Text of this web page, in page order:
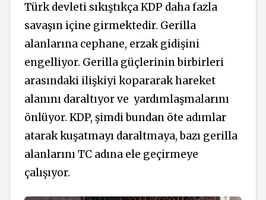
Türk devleti sıkıştıkça KDP daha fazla
savaşın içine girmektedir. Gerilla
alanlarına cephane, erzak gidişini
engelliyor. Gerilla güçlerinin birbirleri
arasındaki ilişkiyi kopararak hareket
alanını daraltıyor ve yardımlaşmalarını
önlüyor. KDP, şimdi bundan öte adımlar
atarak kuşatmayı daraltmaya, bazı gerilla
alanlarını TC adına ele geçirmeye
çalışıyor.